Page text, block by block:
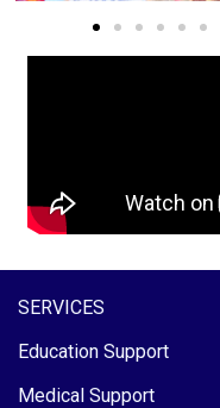
SERVICES
Education Support
Medical Support